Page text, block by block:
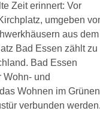
Zeit erinnert: Vor
umgeben
aus dem
Bad Essen zählt zu
Bad Essen
Wohn- und
Wohnen im Grünen
verbunden werden.